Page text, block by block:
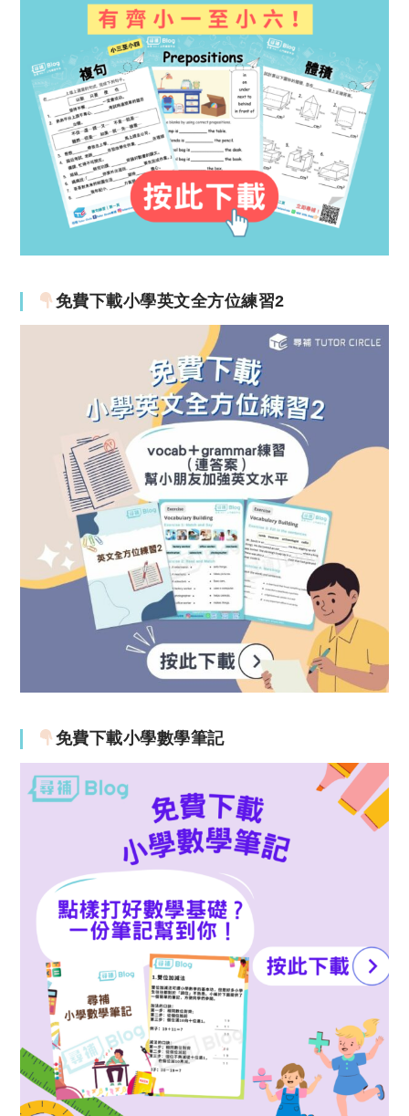
免費下載小學英文全方位練習2
免費下載小學數學筆記